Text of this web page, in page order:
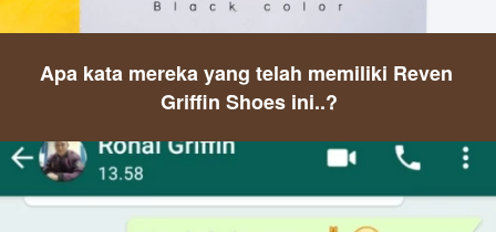
Apa kata mereka yang telah memiliki Reven
Griffin Shoes ini..?